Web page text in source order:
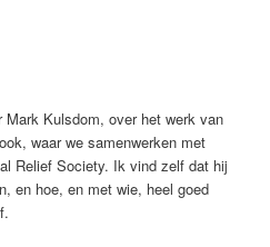
Kulsdom, over het werk van
waar we samenwerken met
Relief Society. Ik vind zelf dat hij
en hoe, en met wie, heel goed